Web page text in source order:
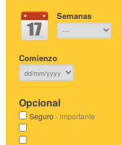
Semanas
Comienzo
Opcional
Seguro - importante